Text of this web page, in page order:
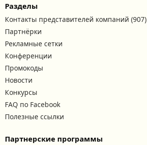
Разделы
Контакты представителей компаний (907)
Партнёрки
Рекламные сетки
Конференции
Промокоды
Новости
Конкурсы
FAQ по Facebook
Полезные ссылки
Партнерские программы